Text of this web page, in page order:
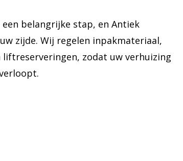
een belangrijke stap, en Antiek
zijde. Wij regelen inpakmateriaal,
liftreserveringen, zodat uw verhuizing